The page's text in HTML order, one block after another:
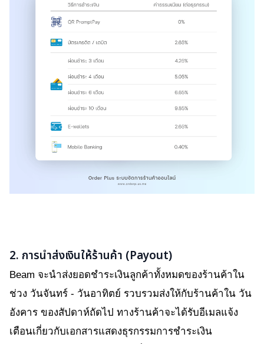
2. การนำส่งเงินให้ร้านค้า (Payout)
Beam จะนำส่งยอดชำระเงินลูกค้าทั้งหมดของร้านค้าใน
ช่วง วันจันทร์ - วันอาทิตย์ รวบรวมส่งให้กับร้านค้าใน วัน
อังคาร ของสัปดาห์ถัดไป ทางร้านค้าจะได้รับอีเมลแจ้ง
เตือนเกี่ยวกับเอกสารแสดงธุรกรรมการชำระเงิน